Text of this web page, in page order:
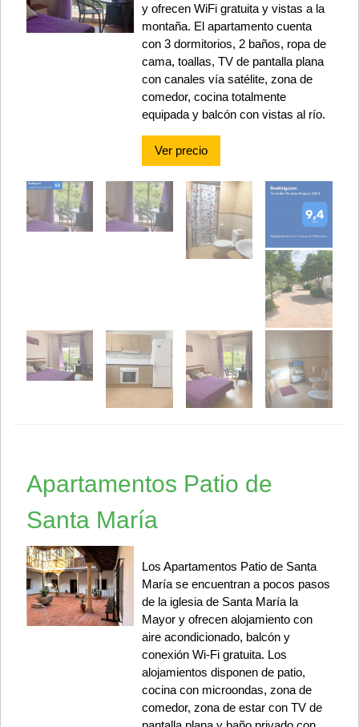
y ofrecen WiFi gratuita y vistas a la
montaña. El apartamento cuenta
con 3 dormitorios, 2 baños, ropa de
cama, toallas, TV de pantalla plana
con canales vía satélite, zona de
comedor, cocina totalmente
equipada y balcón con vistas al río.
Ver precio
Apartamentos Patio de
Santa María
Los Apartamentos Patio de Santa
María se encuentran a pocos pasos
de la iglesia de Santa María la
Mayor y ofrecen alojamiento con
aire acondicionado, balcón y
conexión Wi-Fi gratuita. Los
alojamientos disponen de patio,
cocina con microondas, zona de
comedor, zona de estar con TV de